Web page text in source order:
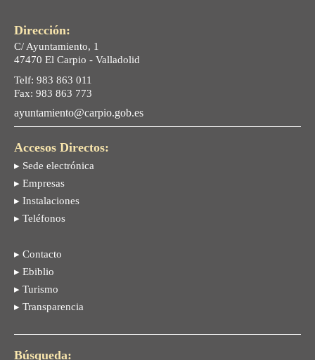
Dirección:
C/ Ayuntamiento, 1
47470 El Carpio - Valladolid
Telf: 983 863 011
Fax: 983 863 773
ayuntamiento@carpio.gob.es
Accesos Directos:
▸ Sede electrónica
▸ Empresas
▸ Instalaciones
▸ Teléfonos
▸ Contacto
▸ Ebiblio
▸ Turismo
▸ Transparencia
Búsqueda: